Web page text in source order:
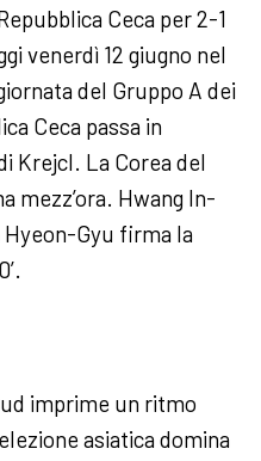
Ceca per 2-1
venerdì 12 giugno nel
del Gruppo A dei
Ceca passa in
Krejcl. La Corea del
mezz’ora. Hwang In-
Hyeon-Gyu firma la
imprime un ritmo
asiatica domina